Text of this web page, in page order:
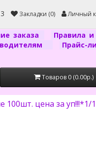
Закладки (0) Личный
заказа
Правила и
Прайс-
Товаров 0 (0.00р.)
цена за уп!!!*1/